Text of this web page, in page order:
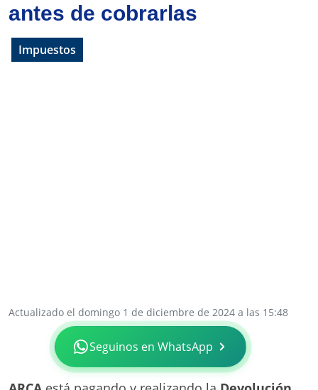
antes de cobrarlas
Impuestos
Actualizado el domingo 1 de diciembre de 2024 a las 15:48
Seguinos en WhatsApp